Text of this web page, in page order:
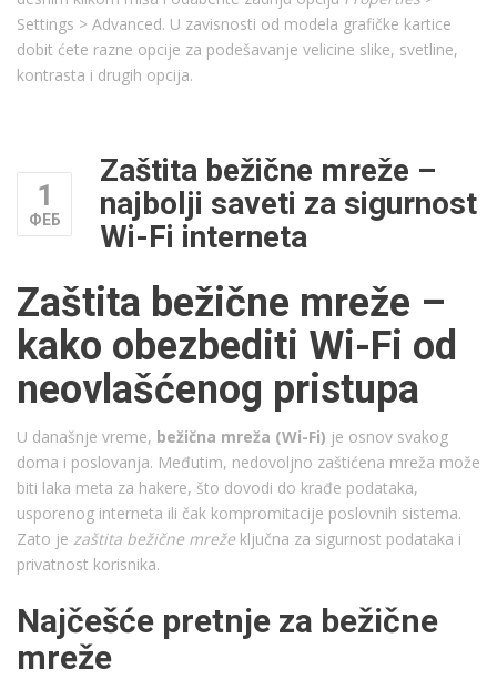
Settings > Advanced. U zavisnosti od modela grafičke kartice
dobit ćete razne opcije za podešavanje velicine slike, svetline,
kontrasta i drugih opcija.
1
ФЕБ
Zaštita bežične mreže –
najbolji saveti za sigurnost
Wi-Fi interneta
Zaštita bežične mreže –
kako obezbediti Wi-Fi od
neovlašćenog pristupa
U današnje vreme, bežična mreža (Wi-Fi) je osnov svakog
doma i poslovanja. Međutim, nedovoljno zaštićena mreža može
biti laka meta za hakere, što dovodi do krađe podataka,
usporenog interneta ili čak kompromitacije poslovnih sistema.
Zato je zaštita bežične mrežeključna za sigurnost podataka i
privatnost korisnika.
Najčešće pretnje za bežične
mreže